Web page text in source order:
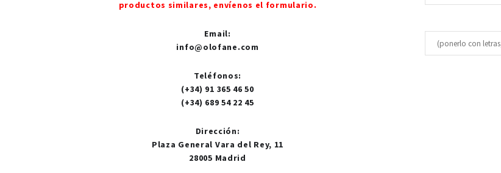
productos similares, envíenos el formulario.
Email:
info@olofane.com
Teléfonos:
(+34) 91 365 46 50
(+34) 689 54 22 45
Dirección:
Plaza General Vara del Rey, 11
28005 Madrid